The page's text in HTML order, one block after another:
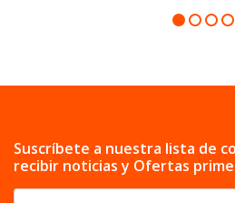
Suscríbete a nuestra lista de
recibir noticias y Ofertas